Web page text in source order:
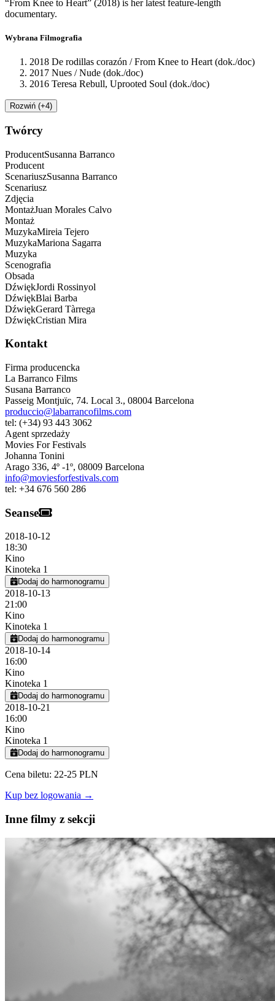
“From Knee to Heart” (2018) is her latest feature-length
documentary.
Wybrana Filmografia
2018 De rodillas corazón / From Knee to Heart (dok./doc)
2017 Nues / Nude (dok./doc)
2016 Teresa Rebull, Uprooted Soul (dok./doc)
Rozwiń (+4)
Twórcy
ProducentSusanna Barranco
Producent
ScenariuszSusanna Barranco
Scenariusz
Zdjęcia
MontażJuan Morales Calvo
Montaż
MuzykaMireia Tejero
MuzykaMariona Sagarra
Muzyka
Scenografia
Obsada
DźwiękJordi Rossinyol
DźwiękBlai Barba
DźwiękGerard Tàrrega
DźwiękCristian Mira
Kontakt
Firma producencka
La Barranco Films
Susana Barranco
Passeig Montjuïc, 74. Local 3., 08004 Barcelona
produccio@labarrancofilms.com
tel: (+34) 93 443 3062
Agent sprzedaży
Movies For Festivals
Johanna Tonini
Arago 336, 4º -1º, 08009 Barcelona
info@moviesforfestivals.com
tel: +34 676 560 286
Seanse
2018-10-12
18:30
Kino
Kinoteka 1
Dodaj do harmonogramu
2018-10-13
21:00
Kino
Kinoteka 1
Dodaj do harmonogramu
2018-10-14
16:00
Kino
Kinoteka 1
Dodaj do harmonogramu
2018-10-21
16:00
Kino
Kinoteka 1
Dodaj do harmonogramu
Cena biletu: 22-25 PLN
Kup bez logowania →
Inne filmy z sekcji